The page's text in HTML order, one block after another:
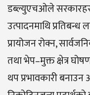
डब्ल्युएचओले
उत्पादनमाथि प्रतिबन्ध
प्रायोजन रोक्न,
तथा भेप–मुक्त क्षेत्र
थप प्रभावकारी